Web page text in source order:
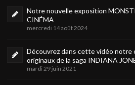
Notre nouvelle exposition
CINÉMA
mercredi 14 août 2024
Découvrez dans cette vidéo notre
originaux de la saga INDIANA
mardi 29 juin 2021